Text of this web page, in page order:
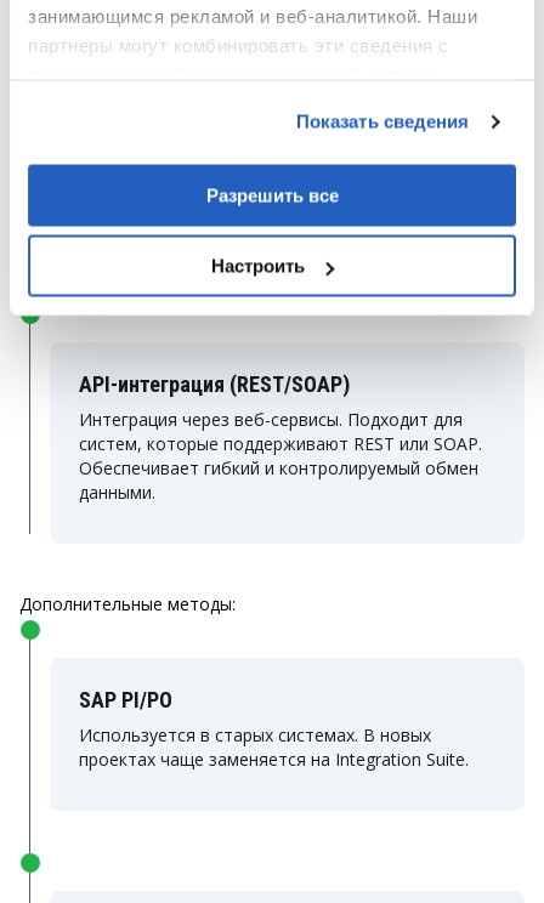
занимающимся рекламой и веб-аналитикой. Наши
партнеры могут комбинировать эти сведения с
Показать сведения
Разрешить все
Настроить
Готовый коннектор от Siemens для прямой
интеграции Teamcenter и SAP. Решение
сертифицировано и подходит для быстрой
API-интеграция (REST/SOAP)
Интеграция через веб-сервисы. Подходит для
систем, которые поддерживают REST или SOAP.
Обеспечивает гибкий и контролируемый обмен
данными.
Дополнительные методы:
SAP PI/PO
Используется в старых системах. В новых
проектах чаще заменяется на Integration Suite.